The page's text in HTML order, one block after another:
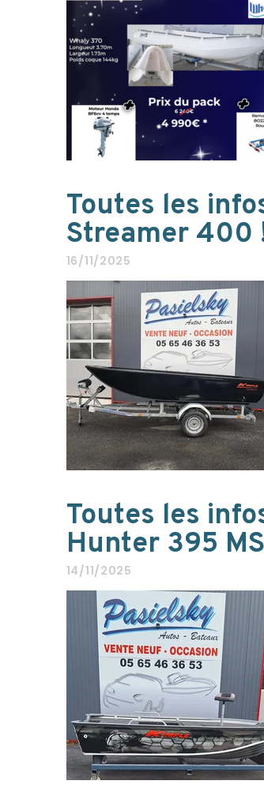
Toutes les
Streamer 400
16/11/2025
Toutes les
Hunter 395
14/11/2025